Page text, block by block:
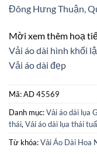
Đông Hưng Thuận,
Mời xem thêm hoạ
Vải áo dài hình khối
Vải áo dài đẹp
Mã:AD 45569
Danh mục:Vải áo dài lụa
thái, Vải áo dài lụa thái
Từ khóa:Vải Áo Dài Hoa